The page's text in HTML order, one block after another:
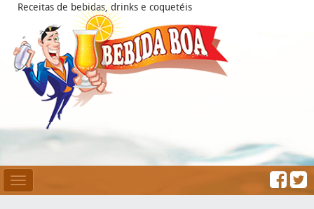
Receitas de bebidas, drinks e coquetéis
Mesclar
Navegação